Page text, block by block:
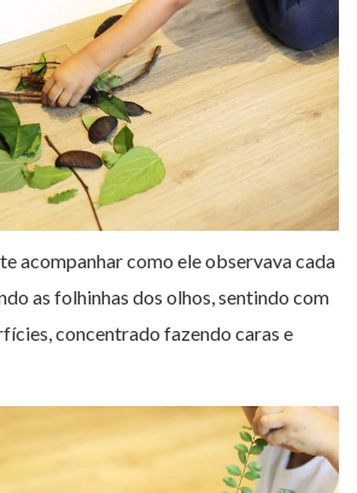
acompanhar como ele observava cada
as folhinhas dos olhos, sentindo com
concentrado fazendo caras e